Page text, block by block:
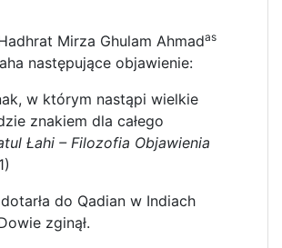
Mirza Ghulam Ahmadas
następujące objawienie:
w którym nastąpi wielkie
znakiem dla całego
Łahi – Filozofia Objawienia
do Qadian w Indiach
zginął.